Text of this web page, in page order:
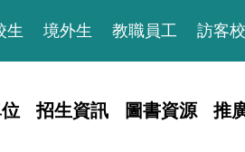
生 境外生 教職員工 訪客
招生資訊 圖書資源 推